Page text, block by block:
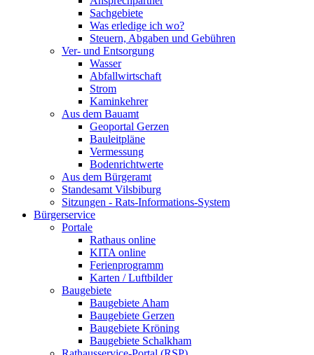
Sachgebiete
Was erledige ich wo?
Steuern, Abgaben und Gebühren
Ver- und Entsorgung
Wasser
Abfallwirtschaft
Strom
Kaminkehrer
Aus dem Bauamt
Geoportal Gerzen
Bauleitpläne
Vermessung
Bodenrichtwerte
Aus dem Bürgeramt
Standesamt Vilsbiburg
Sitzungen - Rats-Informations-System
Bürgerservice
Portale
Rathaus online
KITA online
Ferienprogramm
Karten / Luftbilder
Baugebiete
Baugebiete Aham
Baugebiete Gerzen
Baugebiete Kröning
Baugebiete Schalkham